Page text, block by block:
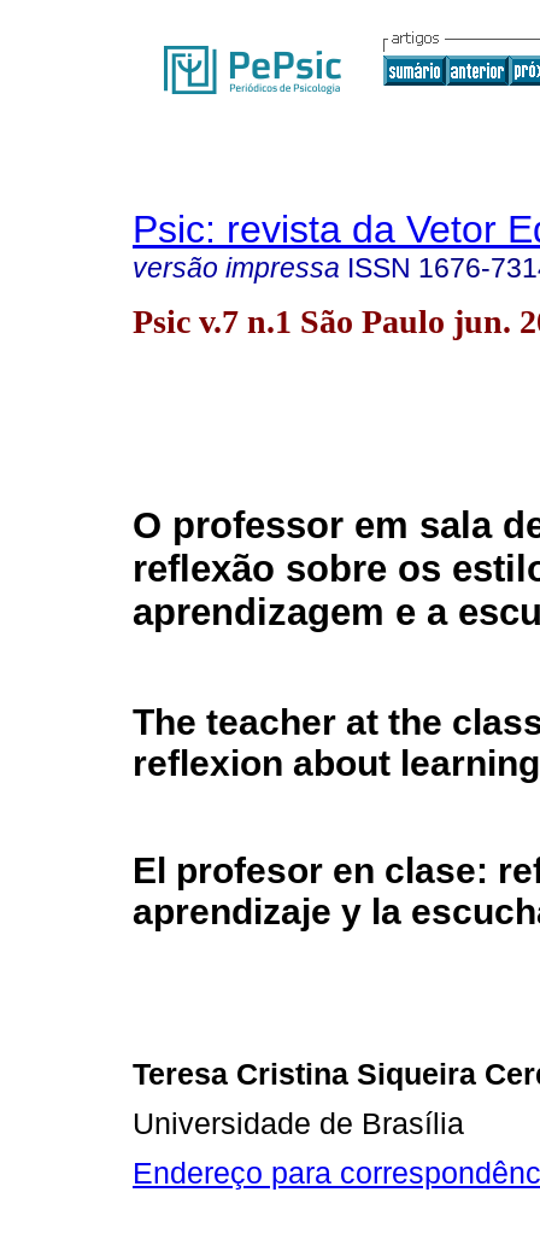
Psic: revista da Vetor
versão impressa ISSN 1676-
Psic v.7 n.1 São Paulo jun.
O professor em sala
reflexão sobre os
aprendizagem e a
The teacher at the
reflexion about
El profesor en clase:
aprendizaje y la
Teresa Cristina Siqueira
Universidade de Brasília
Endereço para